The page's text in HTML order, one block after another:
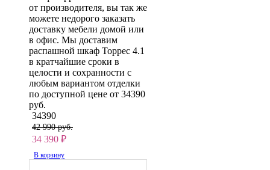
от производителя, вы так же
можете недорого заказать
доставку мебели домой или
в офис. Мы доставим
распашной шкаф Торрес 4.1
в кратчайшие сроки в
целости и сохранности с
любым вариантом отделки
по доступной цене от 34390
руб.
34390
42 990 руб.
34 390 ₽
В корзину